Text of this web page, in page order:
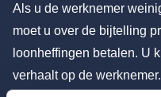
Als u de werknemer
moet u over de bijtelling
loonheffingen betalen. U
verhaalt op de werknemer.